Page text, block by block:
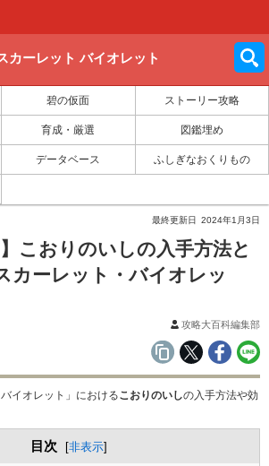
カーレット バイオレット
碧の仮面 ストーリー攻略
育成・厳選 図鑑埋め
データベース ふしぎなおくりもの
最終更新日 2024年1月3日
こおりのいしの入手方法と
カーレット・バイオレッ
攻略大百科編集部
イオレット」におけるこおりのいしの入手方法や効
目次 [非表示]